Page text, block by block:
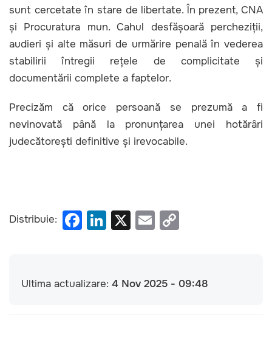
sunt cercetate în stare de libertate. În prezent, CNA
și Procuratura mun. Cahul desfășoară percheziții,
audieri și alte măsuri de urmărire penală în vederea
stabilirii întregii rețele de complicitate și
documentării complete a faptelor.
Precizăm că orice persoană se prezumă a fi
nevinovată până la pronunțarea unei hotărâri
judecătorești definitive și irevocabile.
Distribuie: F
e
Li
e
X E
y
Ultima actualizare: 4 Nov 2025 - 09:48